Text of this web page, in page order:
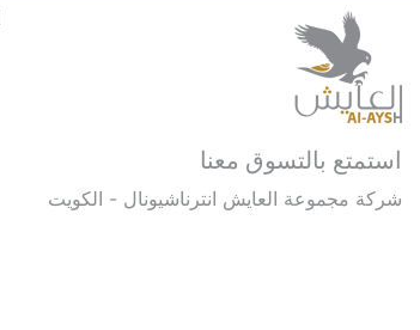
استمتع بالتسوق معنا
شركة مجموعة العايش انترناشيونال - الكويت